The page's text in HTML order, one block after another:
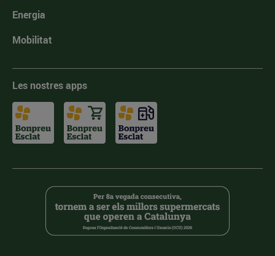
Energia
Mobilitat
Les nostres apps